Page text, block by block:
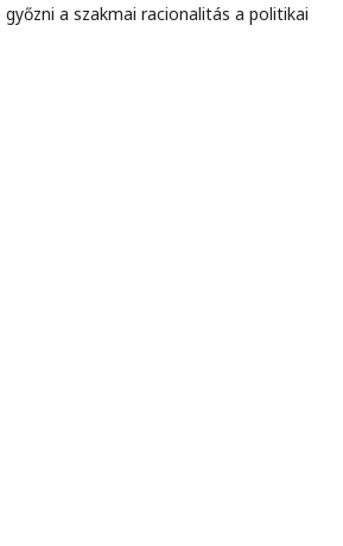
a szakmai racionalitás a politikai